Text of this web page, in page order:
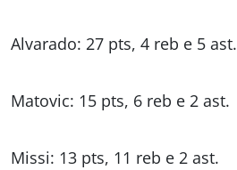
Alvarado: 27 pts, 4 reb e 5 ast.
Matovic: 15 pts, 6 reb e 2 ast.
Missi: 13 pts, 11 reb e 2 ast.